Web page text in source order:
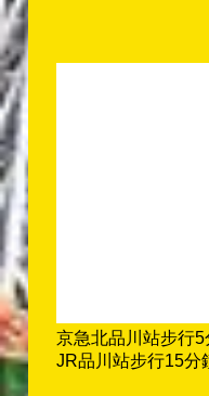
京急北品川站步行5
JR品川站步行15分